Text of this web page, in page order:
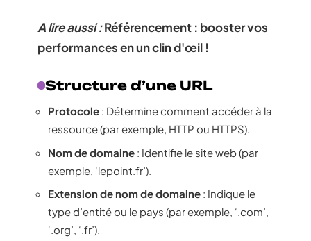
A lire aussi :Référencement : booster vos
performances en un clin d'œil !
Structure d’une URL
Protocole : Détermine comment accéder à la
ressource (par exemple, HTTP ou HTTPS).
Nom de domaine : Identifie le site web (par
exemple, ‘lepoint.fr’).
Extension de nom de domaine : Indique le
type d’entité ou le pays (par exemple, ‘.com’,
‘.org’, ‘.fr’).